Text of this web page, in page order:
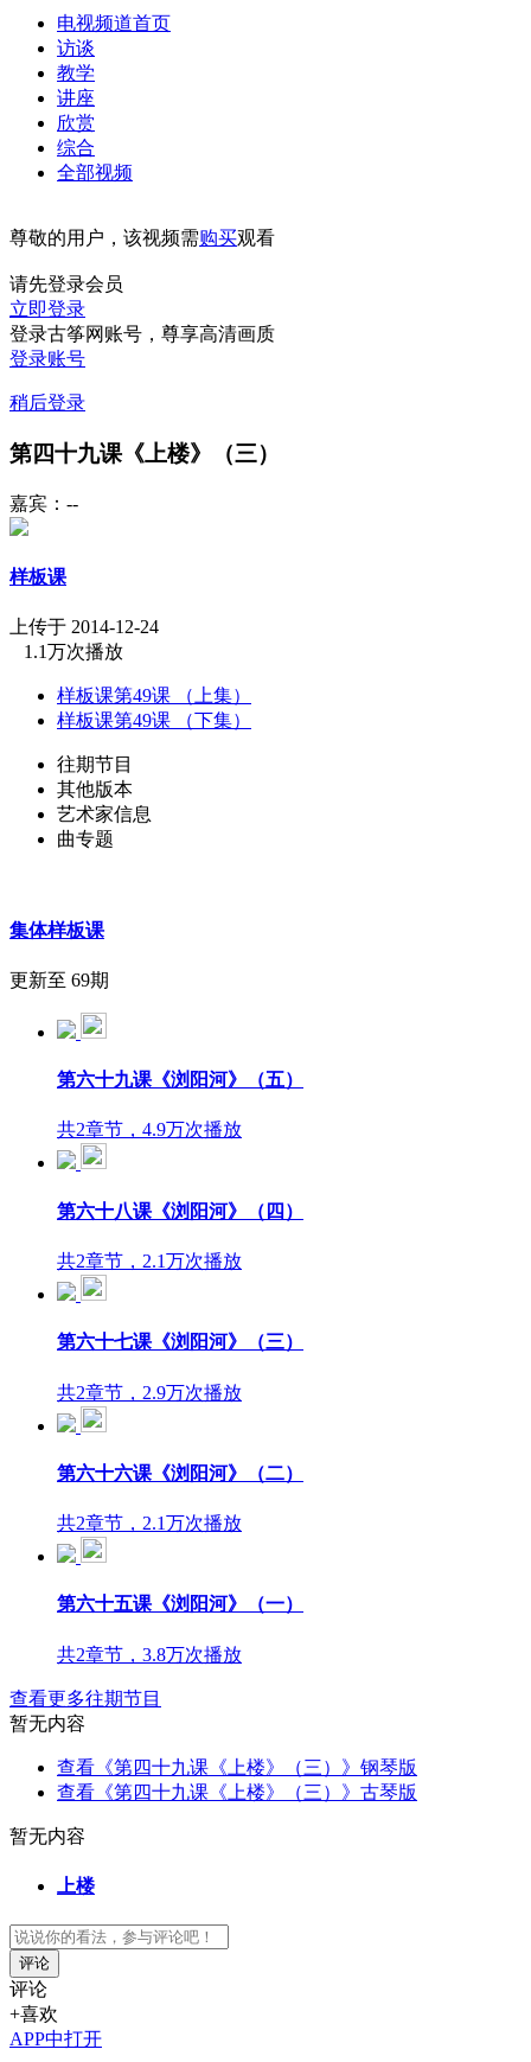
电视频道首页
访谈
教学
讲座
欣赏
综合
全部视频
尊敬的用户，该视频需购买观看
请先登录会员
立即登录
登录古筝网账号，尊享高清画质
登录账号
稍后登录
第四十九课《上楼》（三）
嘉宾：--
样板课
上传于 2014-12-24
1.1万次播放
样板课第49课 （上集）
样板课第49课 （下集）
往期节目
其他版本
艺术家信息
曲专题
集体样板课
更新至 69期
第六十九课《浏阳河》（五）
共2章节，4.9万次播放
第六十八课《浏阳河》（四）
共2章节，2.1万次播放
第六十七课《浏阳河》（三）
共2章节，2.9万次播放
第六十六课《浏阳河》（二）
共2章节，2.1万次播放
第六十五课《浏阳河》（一）
共2章节，3.8万次播放
查看更多往期节目
暂无内容
查看《第四十九课《上楼》（三）》钢琴版
查看《第四十九课《上楼》（三）》古琴版
暂无内容
上楼
评论
评论
+喜欢
APP中打开